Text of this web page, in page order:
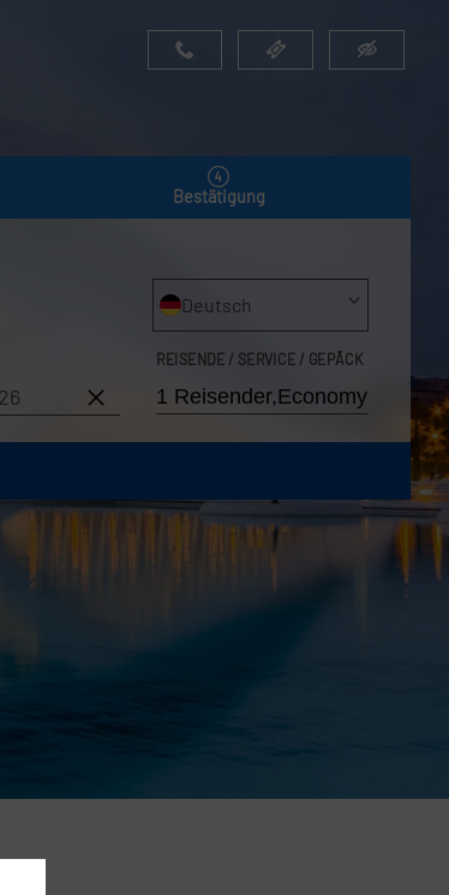
Bestätigung
Deutsch
REISENDE / SERVICE / GEPÄCK